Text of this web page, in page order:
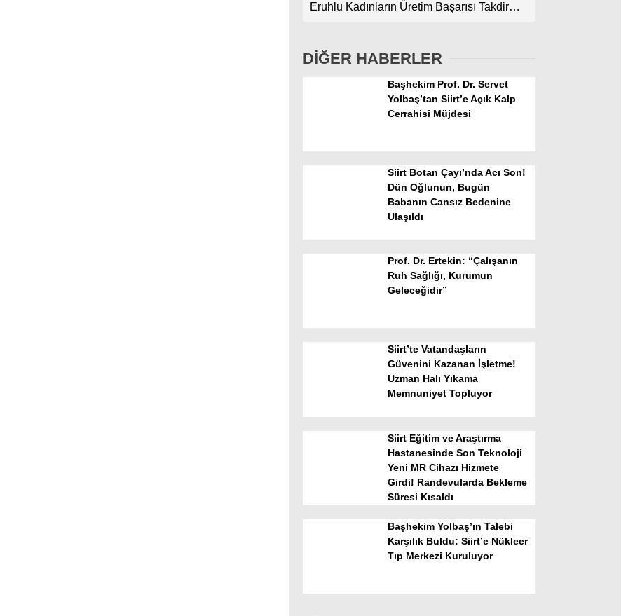
Instagram
Eruhlu Kadınların Üretim Başarısı Takdir
DİĞER HABERLER
Başhekim Prof. Dr. Servet
Yolbaş’tan Siirt’e Açık Kalp
Cerrahisi Müjdesi
Siirt Botan Çayı’nda Acı Son!
Dün Oğlunun, Bugün
Babanın Cansız Bedenine
Ulaşıldı
Prof. Dr. Ertekin: “Çalışanın
Ruh Sağlığı, Kurumun
Geleceğidir”
Siirt’te Vatandaşların
Güvenini Kazanan İşletme!
Uzman Halı Yıkama
Memnuniyet Topluyor
Siirt Eğitim ve Araştırma
Hastanesinde Son Teknoloji
Yeni MR Cihazı Hizmete
Girdi! Randevularda Bekleme
Süresi Kısaldı
Başhekim Yolbaş’ın Talebi
Karşılık Buldu: Siirt’e Nükleer
Tıp Merkezi Kuruluyor